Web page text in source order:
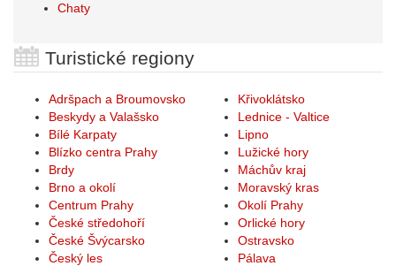
Chaty
Turistické regiony
Adršpach a Broumovsko
Beskydy a Valašsko
Bílé Karpaty
Blízko centra Prahy
Brdy
Brno a okolí
Centrum Prahy
České středohoří
České Švýcarsko
Český les
Křivoklátsko
Lednice - Valtice
Lipno
Lužické hory
Máchův kraj
Moravský kras
Okolí Prahy
Orlické hory
Ostravsko
Pálava